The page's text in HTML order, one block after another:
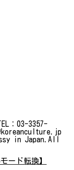
：03-3357-
in Japan.All
モード転換】